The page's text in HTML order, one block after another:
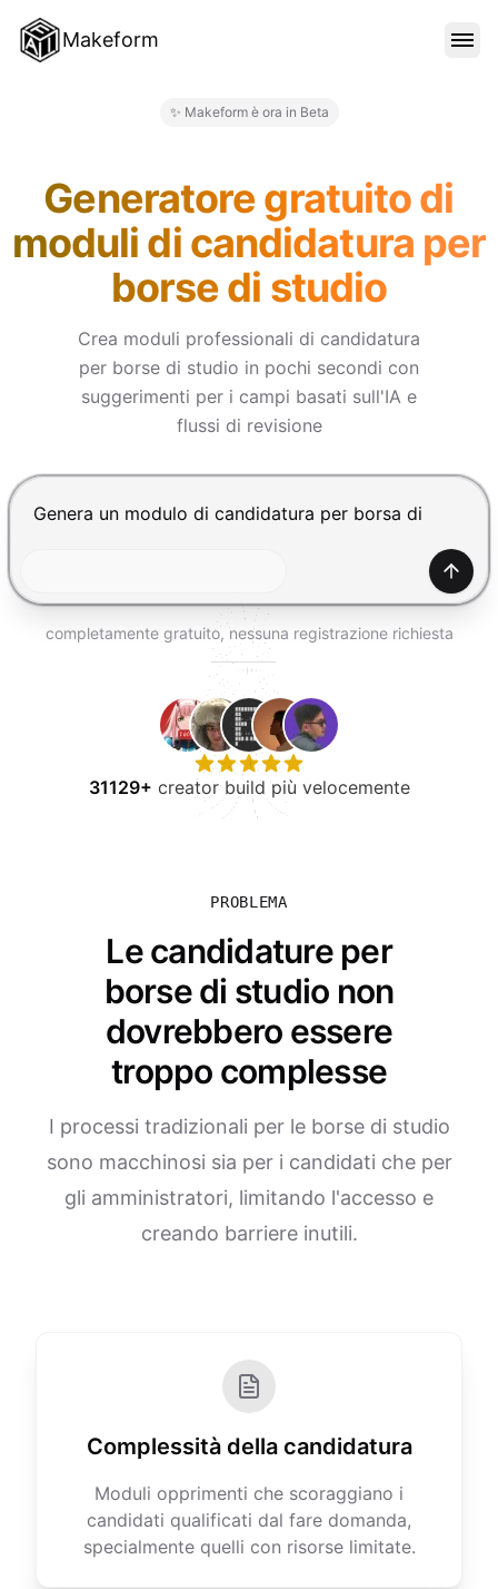
Makeform
BLOG
PREZZI
PROVA GRATIS
✨ Makeform è ora in Beta
Generatore gratuito di
moduli di candidatura per
borse di studio
Crea moduli professionali di candidatura
per borse di studio in pochi secondi con
suggerimenti per i campi basati sull'IA e
flussi di revisione
Premi Invio per inviare, Shift+Invio per nuova riga
completamente gratuito, nessuna registrazione richiesta
31129+ creator build più velocemente
PROBLEMA
Le candidature per
borse di studio non
dovrebbero essere
troppo complesse
I processi tradizionali per le borse di studio
sono macchinosi sia per i candidati che per
gli amministratori, limitando l'accesso e
creando barriere inutili.
Complessità della candidatura
Moduli opprimenti che scoraggiano i
candidati qualificati dal fare domanda,
specialmente quelli con risorse limitate.